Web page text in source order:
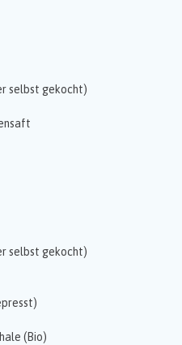
selbst gekocht)
selbst gekocht)
(Bio)